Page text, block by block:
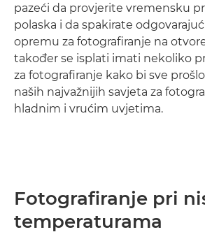
pazeći da provjerite vremensku
polaska i da spakirate
opremu za fotografiranje na
također se isplati imati nekoliko
za fotografiranje kako bi sve
naših najvažnijih savjeta za
hladnim i vrućim uvjetima.
Fotografiranje pri
temperaturama